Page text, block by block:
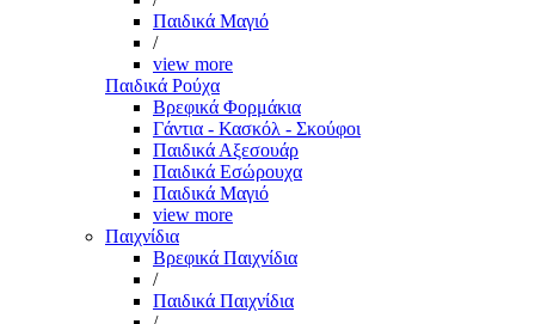
Παιδικά Μαγιό
/
view more
Παιδικά Ρούχα
Βρεφικά Φορμάκια
Γάντια - Κασκόλ - Σκούφοι
Παιδικά Αξεσουάρ
Παιδικά Εσώρουχα
Παιδικά Μαγιό
view more
Παιχνίδια
Βρεφικά Παιχνίδια
/
Παιδικά Παιχνίδια